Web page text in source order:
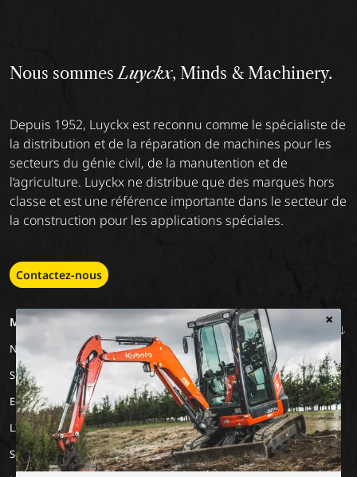
×
Nous sommesLuyckx, Minds & Machinery.
Depuis 1952, Luyckx est reconnu comme le spécialiste de
la distribution et de la réparation de machines pour les
secteurs du génie civil, de la manutention et de
l’agriculture. Luyckx ne distribue que des marques hors
classe et est une référence importante dans le secteur de
la construction pour les applications spéciales.
Contactez-nous
MACHINERY
Nos marques
Special Applications
Eco Applications
LX Used Equipment
Sociétés de location
EMPLOIS
Travailler chez Luyckx
Stage/emploi de
vacances
A PROPOS DE
NOUS
Notre vision
Notre mission
L'histoire